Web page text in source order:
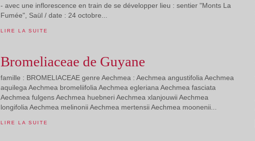
- avec une inflorescence en train de se développer lieu : sentier "Monts La
Fumée", Saül / date : 24 octobre...
LIRE LA SUITE
Bromeliaceae de Guyane
famille : BROMELIACEAE genre Aechmea : Aechmea angustifolia Aechmea
aquilega Aechmea bromeliifolia Aechmea egleriana Aechmea fasciata
Aechmea fulgens Aechmea huebneri Aechmea xlanjouwii Aechmea
longifolia Aechmea melinonii Aechmea mertensii Aechmea moonenii...
LIRE LA SUITE